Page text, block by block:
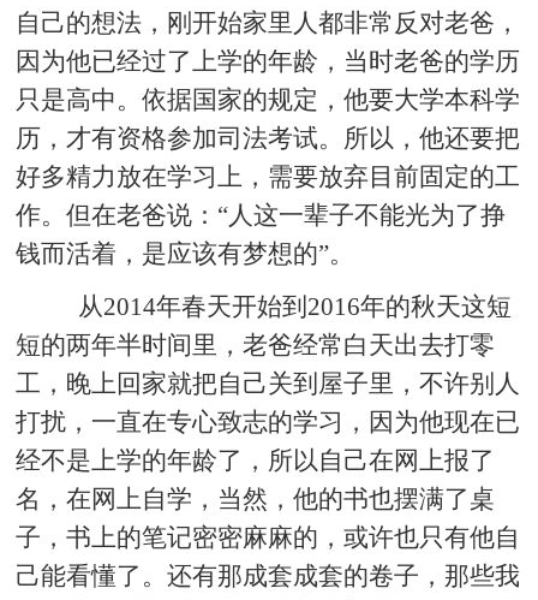
自己的想法，刚开始家里人都非常反对老爸，
因为他已经过了上学的年龄，当时老爸的学历
只是高中。依据国家的规定，他要大学本科学
历，才有资格参加司法考试。所以，他还要把
好多精力放在学习上，需要放弃目前固定的工
作。但在老爸说：“人这一辈子不能光为了挣
钱而活着，是应该有梦想的”。
从2014年春天开始到2016年的秋天这短
短的两年半时间里，老爸经常白天出去打零
工，晚上回家就把自己关到屋子里，不许别人
打扰，一直在专心致志的学习，因为他现在已
经不是上学的年龄了，所以自己在网上报了
名，在网上自学，当然，他的书也摆满了桌
子，书上的笔记密密麻麻的，或许也只有他自
己能看懂了。还有那成套成套的卷子，那些我